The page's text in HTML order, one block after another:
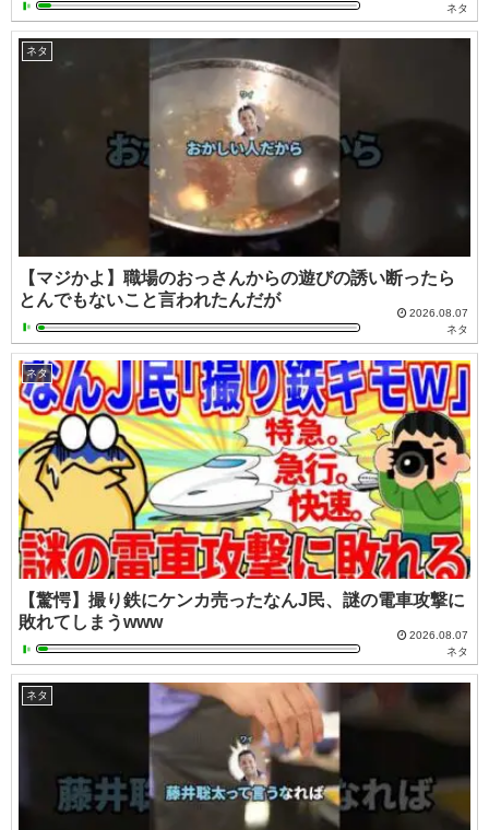
ネタ
ネタ
【マジかよ】職場のおっさんからの遊びの誘い断ったら
とんでもないこと言われたんだが
2026.08.07
ネタ
ネタ
【驚愕】撮り鉄にケンカ売ったなんJ民、謎の電車攻撃に
敗れてしまうwww
2026.08.07
ネタ
ネタ